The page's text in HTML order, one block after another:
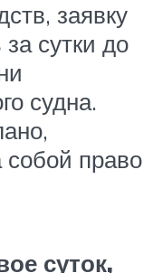
заявку
сутки до
судна.
собой право
суток,